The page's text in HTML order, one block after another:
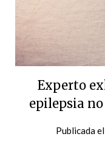
Experto
epilepsia
Publicada el